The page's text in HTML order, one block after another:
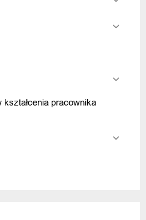
pracownika